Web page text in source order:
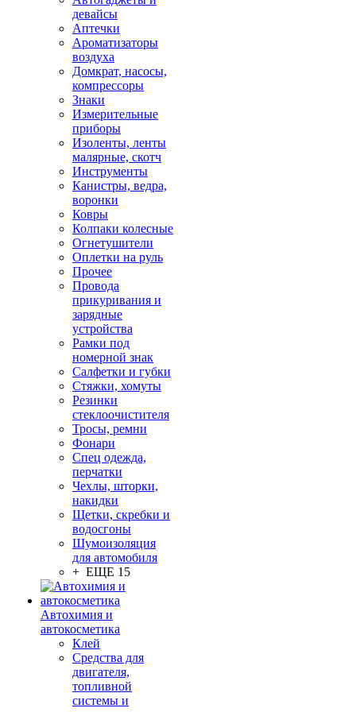
девайсы
Аптечки
Ароматизаторы
воздуха
Домкрат, насосы,
компрессоры
Знаки
Измерительные
приборы
Изоленты, ленты
малярные, скотч
Инструменты
Канистры, ведра,
воронки
Ковры
Колпаки колесные
Огнетушители
Оплетки на руль
Прочее
Провода
прикуривания и
зарядные
устройства
Рамки под
номерной знак
Салфетки и губки
Стяжки, хомуты
Резинки
стеклоочистителя
Тросы, ремни
Фонари
Спец одежда,
перчатки
Чехлы, шторки,
накидки
Щетки, скребки и
водосгоны
Шумоизоляция
для автомобиля
+ ЕЩЕ 15
Автохимия и
автокосметика
Клей
Средства для
двигателя,
топливной
системы и